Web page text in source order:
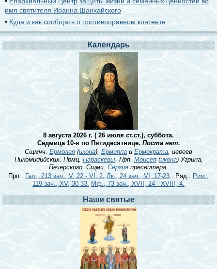
имя святителя Иоанна Шанхайского
• Куда и как сообщать о противоправном контенте
Календарь
8 августа 2026 г. ( 26 июля ст.ст.), суббота.
Седмица 10-я по Пятидесятнице. Поста нет.
Сщмчч. Ермолая (икона), Ермиппаи Ермократа, иереев
Никомидийских. Прмц.Параскевы. Прп. Моисея(икона) Угрина,
Печерского. Сщмч. Сергия пресвитера.
Прп.: Гал., 213 зач., V, 22 - VI, 2. Лк., 24 зач., VI, 17-23 . Ряд.: Рим.,
119 зач., XV, 30-33. Мф., 73 зач., XVII, 24 - XVIII, 4.
Наши святые